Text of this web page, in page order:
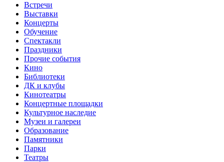
Встречи
Выставки
Концерты
Обучение
Спектакли
Праздники
Прочие события
Кино
Библиотеки
ДК и клубы
Кинотеатры
Концертные площадки
Культурное наследие
Музеи и галереи
Образование
Памятники
Парки
Театры